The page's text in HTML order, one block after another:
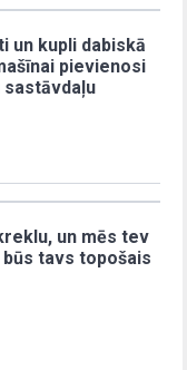
un kupli dabiskā
pievienosi
un mēs tev
tavs topošais